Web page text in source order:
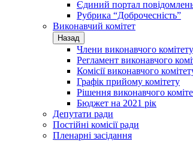
Єдиний портал
Рубрика “Доброчесність”
Виконавчий комітет
Назад
Члени виконавчого комітету
Регламент виконавчого
Комісії виконавчого
Графік прийому комітету
Рішення виконавчого
Бюджет на 2021 рік
Депутати ради
Постійні комісії ради
Пленарні засідання